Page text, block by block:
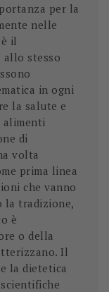
per la
nelle
il
allo stesso
in ogni
la salute e
alimenti
di
volta
prima linea
che vanno
la tradizione,
è
o della
Il
la dietetica